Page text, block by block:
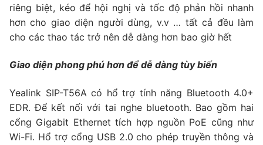
riêng biệt, kéo để hội nghị và tốc độ phản hồi nhanh
hơn cho giao diện người dùng, v.v … tất cả đều làm
cho các thao tác trở nên dễ dàng hơn bao giờ hết
Giao diện phong phú hơn để dễ dàng tùy biến
Yealink SIP-T56A có hổ trợ tính năng Bluetooth 4.0+
EDR. Để kết nối với tai nghe bluetooth. Bao gồm hai
cổng Gigabit Ethernet tích hợp nguồn PoE cũng như
Wi-Fi. Hổ trợ cổng USB 2.0 cho phép truyền thông và